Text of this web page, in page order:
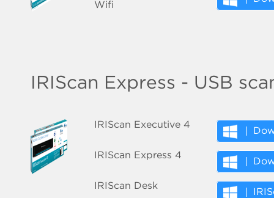
Wifi
IRIScan Express - USB
IRIScan Executive 4
IRIScan Express 4
IRIScan Desk